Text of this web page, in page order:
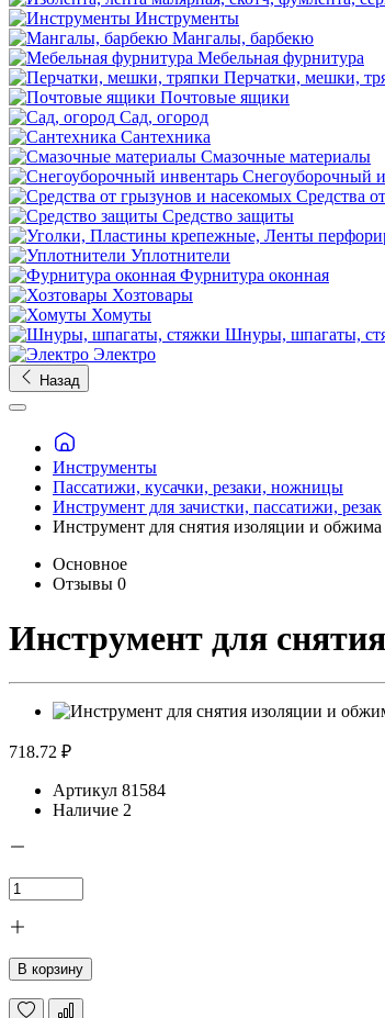
Инструменты
Мангалы, барбекю
Мебельная фурнитура
Перчатки, мешки,
Почтовые ящики
Сад, огород
Сантехника
Смазочные материалы
Снегоуборочный
Средства
Средство защиты
Уплотнители
Фурнитура оконная
Хозтовары
Хомуты
Шнуры, шпагаты,
Электро
Назад
Инструменты
Пассатижи, кусачки, резаки, ножницы
Инструмент для зачистки, пассатижи, резак
Инструмент для снятия изоляции и
Основное
Отзывы 0
Инструмент для
718.72 ₽
Артикул 81584
Наличие 2
В корзину